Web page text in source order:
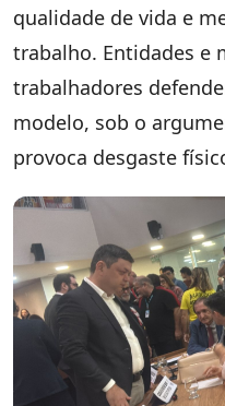
qualidade de vida e
trabalho. Entidades e
trabalhadores
modelo, sob o
provoca desgaste